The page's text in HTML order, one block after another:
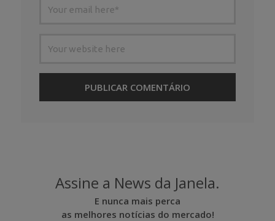
Assine a News da Janela.
E nunca mais perca
as melhores notícias do mercado!